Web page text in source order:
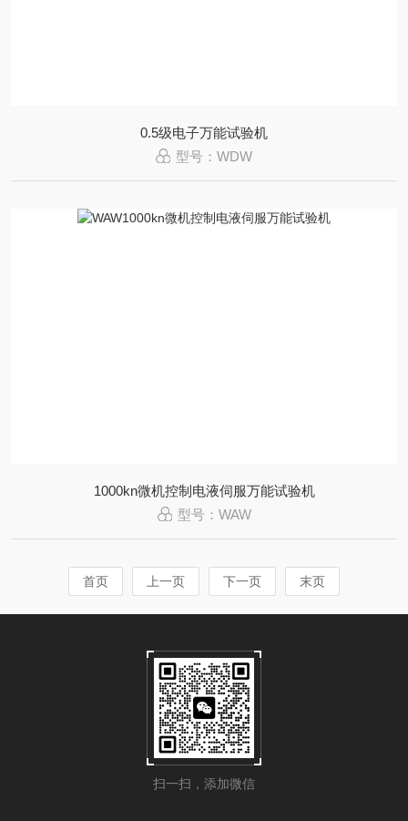
0.5级电子万能试验机
型号：WDW
1000kn微机控制电液伺服万能试验机
型号：WAW
首页 上一页 下一页 末页
扫一扫，添加微信